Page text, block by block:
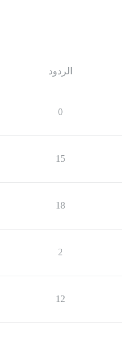
الردود
0
15
18
2
12